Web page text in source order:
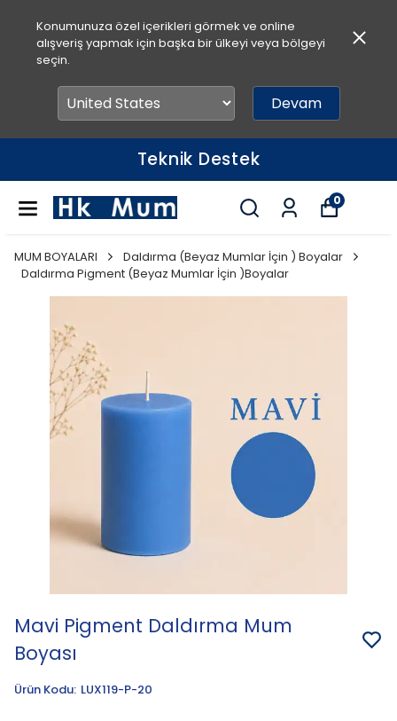
Konumunuza özel içerikleri görmek ve online
alışveriş yapmak için başka bir ülkeyi veya bölgeyi
seçin.
Devam
Teknik Destek
0
MUM BOYALARI
Daldırma (Beyaz Mumlar İçin ) Boyalar
Daldırma Pigment (Beyaz Mumlar İçin )Boyalar
Mavi Pigment Daldırma Mum
Boyası
Ürün Kodu: LUX119-P-20